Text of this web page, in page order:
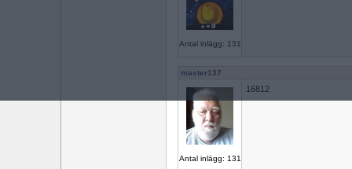
Antal inlägg: 131
master137
Antal inlägg: 131
16812